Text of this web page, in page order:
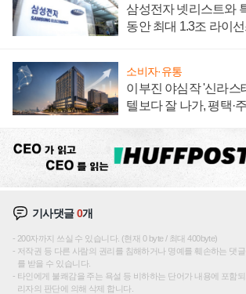
삼성전자 넷리스트와
동안 최대 1.3조 라이
소비자·유통
이부진 야심작 '신라스
텔보다 잘 나가, 평택·
기사댓글0개
200자까지 쓰실 수 있습니다. (현재 0 byte / 최대 400byte)
저작권 등 다른 사람의 권리를 침해하거나 명예를 훼손하는 댓
를 받을 수 있습니다.
타인에게 불쾌감을 주는 욕설 등 비하하는 단어가 내용에 포함
리자의 판단에 의해 삭제 합니다.